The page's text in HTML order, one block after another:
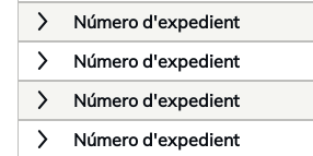
Número d'expedient
Número d'expedient
Número d'expedient
Número d'expedient